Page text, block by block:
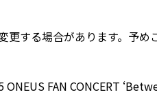
する場合があります。予め
FAN CONCERT